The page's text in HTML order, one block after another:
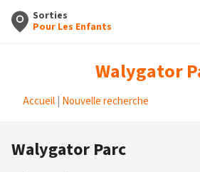
Sorties
Pour Les Enfants
Walygator
Accueil Nouvelle recherche
Walygator Parc